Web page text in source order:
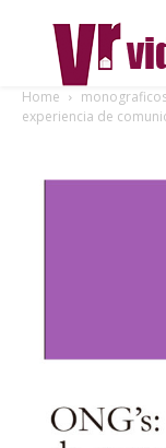
Home
experiencia de